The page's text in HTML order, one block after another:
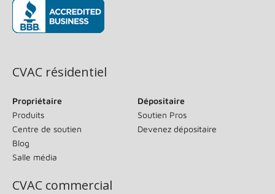
CVAC résidentiel
Propriétaire
Produits
Centre de soutien
Blog
Salle média
Dépositaire
Soutien Pros
Devenez dépositaire
CVAC commercial